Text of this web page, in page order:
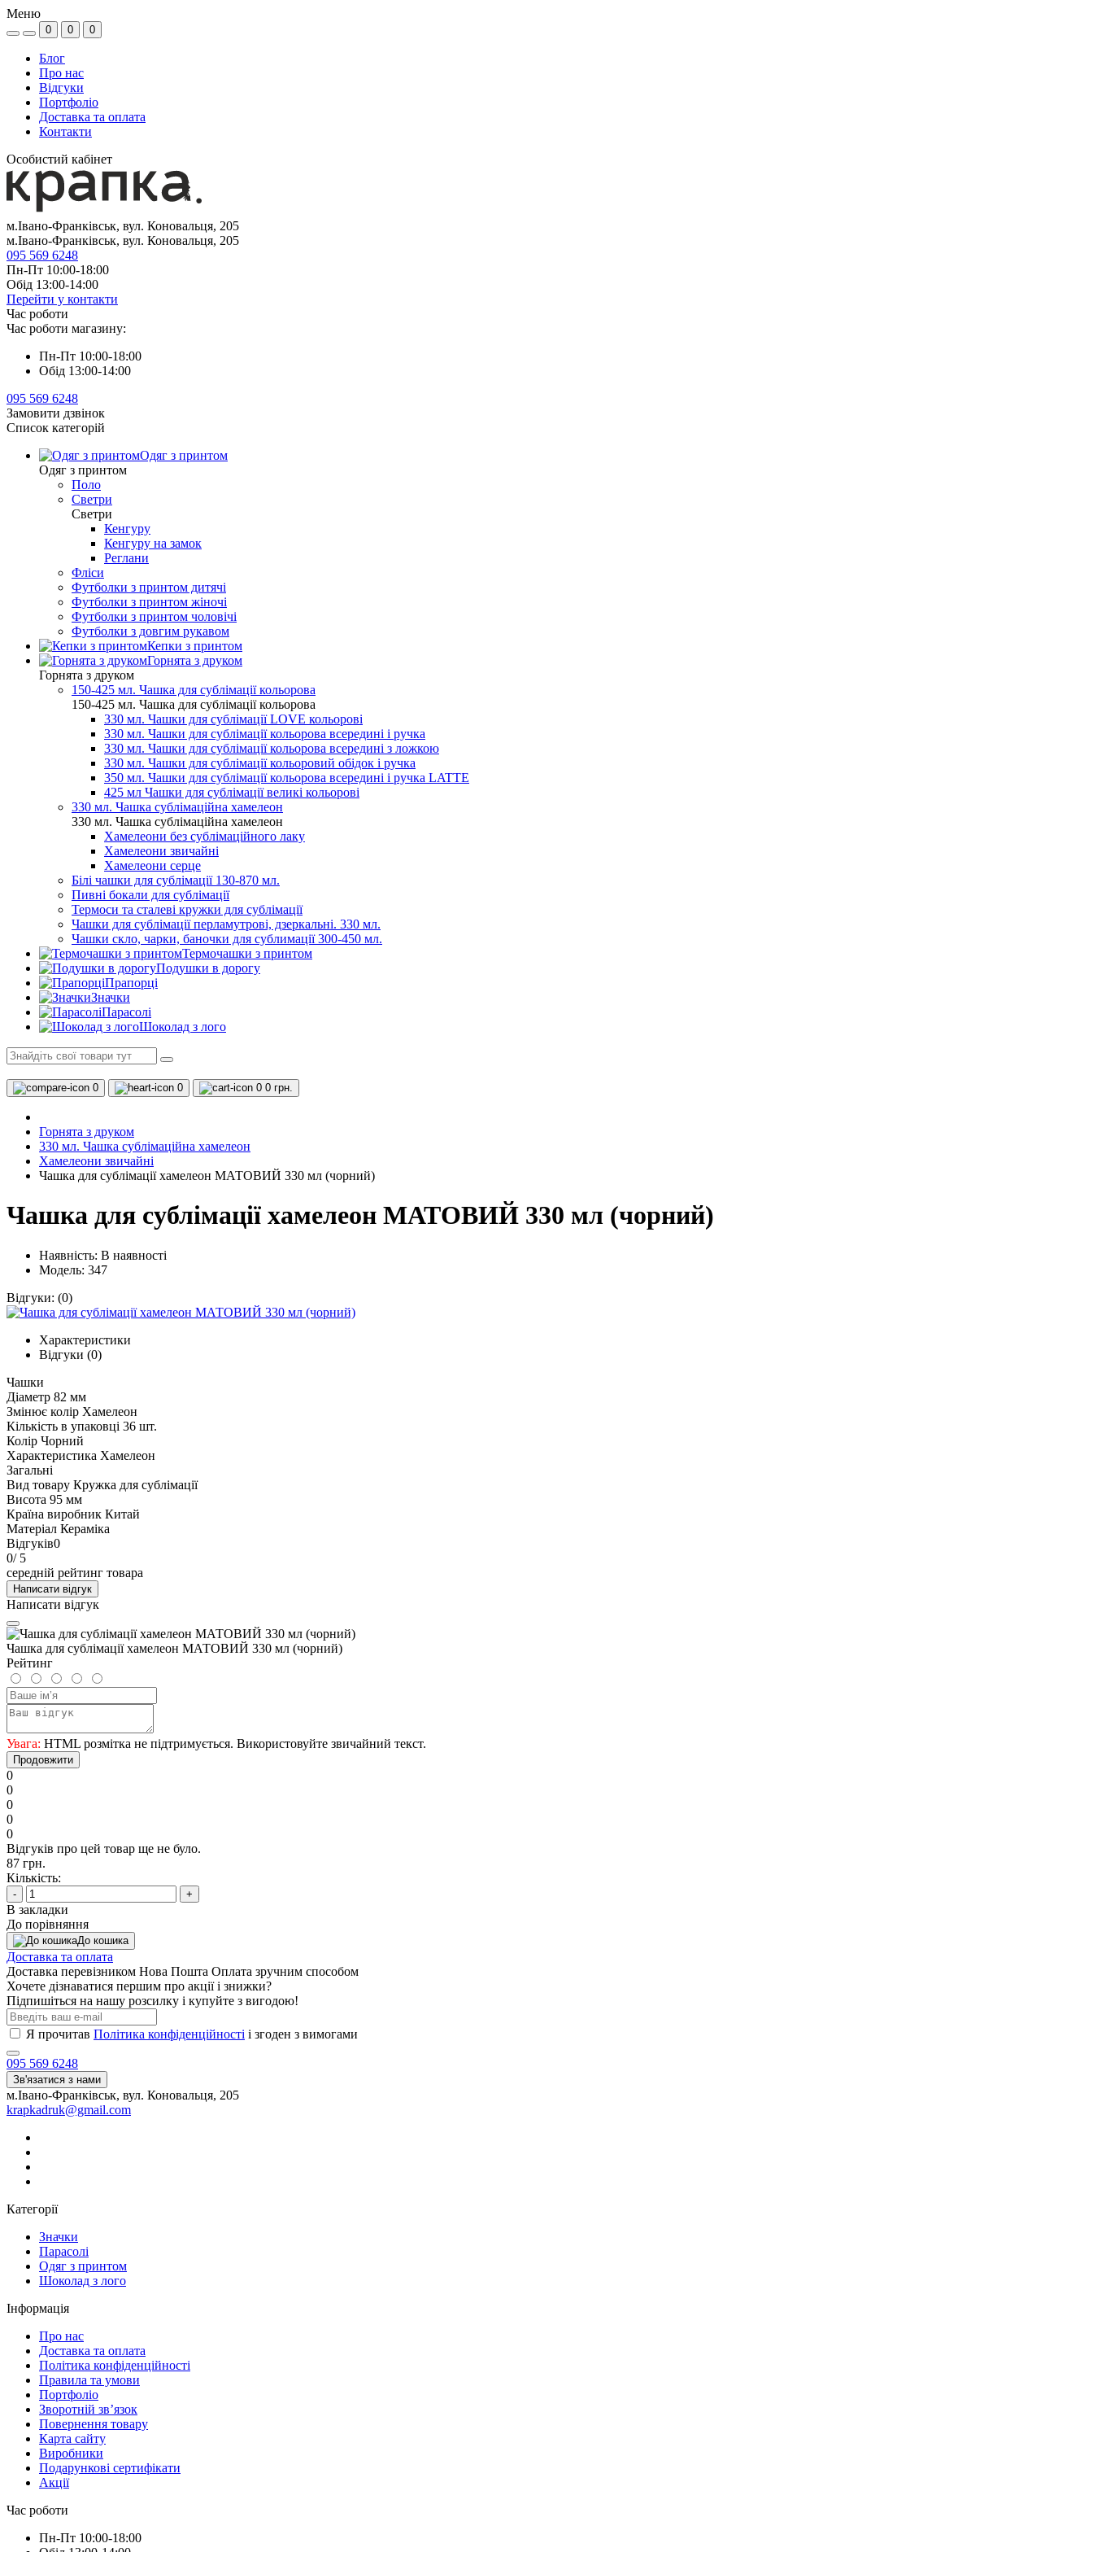
Меню
0 0 0
Блог
Про нас
Відгуки
Портфоліо
Доставка та оплата
Контакти
Особистий кабінет
м.Івано-Франківськ, вул. Коновальця, 205
м.Івано-Франківськ, вул. Коновальця, 205
095 569 6248
Пн-Пт 10:00-18:00
Обід 13:00-14:00
Перейти у контакти
Час роботи
Час роботи магазину:
Пн-Пт 10:00-18:00
Обід 13:00-14:00
095 569 6248
Замовити дзвінок
Список категорій
Одяг з принтом
Одяг з принтом
Поло
Светри
Светри
Кенгуру
Кенгуру на замок
Реглани
Фліси
Футболки з принтом дитячі
Футболки з принтом жіночі
Футболки з принтом чоловічі
Футболки з довгим рукавом
Кепки з принтом
Горнята з друком
Горнята з друком
150-425 мл. Чашка для сублімації кольорова
150-425 мл. Чашка для сублімації кольорова
330 мл. Чашки для сублімації LOVE кольорові
330 мл. Чашки для сублімації кольорова всередині і ручка
330 мл. Чашки для сублімації кольорова всередині з ложкою
330 мл. Чашки для сублімації кольоровий обідок і ручка
350 мл. Чашки для сублімації кольорова всередині і ручка LATTE
425 мл Чашки для сублімації великі кольорові
330 мл. Чашка сублімаційна хамелеон
330 мл. Чашка сублімаційна хамелеон
Хамелеони без сублімаційного лаку
Хамелеони звичайні
Хамелеони серце
Білі чашки для сублімації 130-870 мл.
Пивні бокали для сублімації
Термоси та сталеві кружки для сублімації
Чашки для сублімації перламутрові, дзеркальні. 330 мл.
Чашки скло, чарки, баночки для сублимації 300-450 мл.
Термочашки з принтом
Подушки в дорогу
Прапорці
Значки
Парасолі
Шоколад з лого
0 0 0 0 грн.
Горнята з друком
330 мл. Чашка сублімаційна хамелеон
Хамелеони звичайні
Чашка для сублімації хамелеон МАТОВИЙ 330 мл (чорний)
Чашка для сублімації хамелеон МАТОВИЙ 330 мл (чорний)
Наявність: В наявності
Модель: 347
Відгуки: (0)
Характеристики
Відгуки (0)
Чашки
Діаметр 82 мм
Змінює колір Хамелеон
Кількість в упаковці 36 шт.
Колір Чорний
Характеристика Хамелеон
Загальні
Вид товару Кружка для сублімації
Висота 95 мм
Країна виробник Китай
Матеріал Кераміка
Відгуків0
0/ 5
середній рейтинг товара
Написати відгук
Написати відгук
Чашка для сублімації хамелеон МАТОВИЙ 330 мл (чорний)
Рейтинг
Увага: HTML розмітка не підтримується. Використовуйте звичайний текст.
Продовжити
0
0
0
0
0
Відгуків про цей товар ще не було.
87 грн.
Кількість:
- +
В закладки
До порівняння
До кошика
Доставка та оплата
Доставка перевізником Нова Пошта Оплата зручним способом
Хочете дізнаватися першим про акції і знижки?
Підпишіться на нашу розсилку і купуйте з вигодою!
Я прочитав Політика конфіденційності і згоден з вимогами
095 569 6248
Зв'язатися з нами
м.Івано-Франківськ, вул. Коновальця, 205
krapkadruk@gmail.com
Категорії
Значки
Парасолі
Одяг з принтом
Шоколад з лого
Інформація
Про нас
Доставка та оплата
Політика конфіденційності
Правила та умови
Портфоліо
Зворотній зв’язок
Повернення товару
Карта сайту
Виробники
Подарункові сертифікати
Акції
Час роботи
Пн-Пт 10:00-18:00